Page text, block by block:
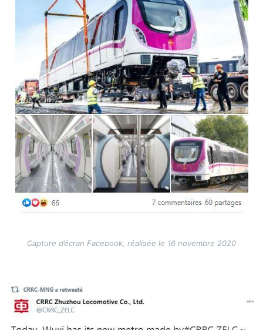
Capture d’écran Facebook, réalisée le 16 novembre 2020
Image